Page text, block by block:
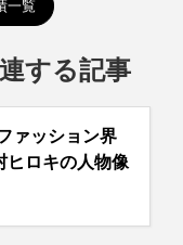
一覧
する記事
ァッション界
ヒロキの人物像